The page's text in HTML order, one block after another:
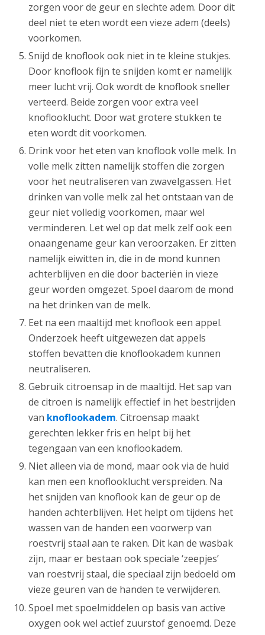
zorgen voor de geur en slechte adem. Door dit
deel niet te eten wordt een vieze adem (deels)
voorkomen.
Snijd de knoflook ook niet in te kleine stukjes.
Door knoflook fijn te snijden komt er namelijk
meer lucht vrij. Ook wordt de knoflook sneller
verteerd. Beide zorgen voor extra veel
knoflooklucht. Door wat grotere stukken te
eten wordt dit voorkomen.
Drink voor het eten van knoflook volle melk. In
volle melk zitten namelijk stoffen die zorgen
voor het neutraliseren van zwavelgassen. Het
drinken van volle melk zal het ontstaan van de
geur niet volledig voorkomen, maar wel
verminderen. Let wel op dat melk zelf ook een
onaangename geur kan veroorzaken. Er zitten
namelijk eiwitten in, die in de mond kunnen
achterblijven en die door bacteriën in vieze
geur worden omgezet. Spoel daarom de mond
na het drinken van de melk.
Eet na een maaltijd met knoflook een appel.
Onderzoek heeft uitgewezen dat appels
stoffen bevatten die knoflookadem kunnen
neutraliseren.
Gebruik citroensap in de maaltijd. Het sap van
de citroen is namelijk effectief in het bestrijden
van knoflookadem. Citroensap maakt
gerechten lekker fris en helpt bij het
tegengaan van een knoflookadem.
Niet alleen via de mond, maar ook via de huid
kan men een knoflooklucht verspreiden. Na
het snijden van knoflook kan de geur op de
handen achterblijven. Het helpt om tijdens het
wassen van de handen een voorwerp van
roestvrij staal aan te raken. Dit kan de wasbak
zijn, maar er bestaan ook speciale ‘zeepjes’
van roestvrij staal, die speciaal zijn bedoeld om
vieze geuren van de handen te verwijderen.
Spoel met spoelmiddelen op basis van active
oxygen ook wel actief zuurstof genoemd. Deze